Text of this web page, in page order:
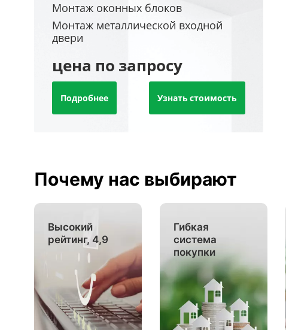
Монтаж оконных блоков
Монтаж металлической входной
двери
цена по запросу
Подробнее Узнать стоимость
Почему нас выбирают
Высокий
рейтинг, 4,9
Гибкая
система
покупки